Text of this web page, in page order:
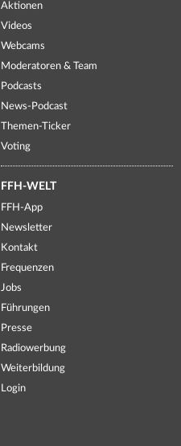
Aktionen
Videos
Webcams
Moderatoren & Team
Podcasts
News-Podcast
Themen-Ticker
Voting
FFH-WELT
FFH-App
Newsletter
Kontakt
Frequenzen
Jobs
Führungen
Presse
Radiowerbung
Weiterbildung
Login